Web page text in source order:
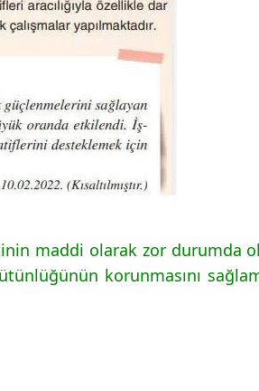
maddi olarak zor durumda
korunmasını